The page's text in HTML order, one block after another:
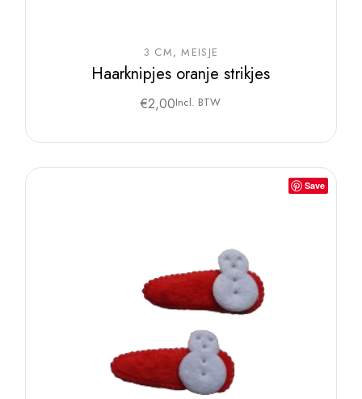
3 CM MEISJE
Haarknipjes oranje strikjes
€2,00Incl. BTW
Save